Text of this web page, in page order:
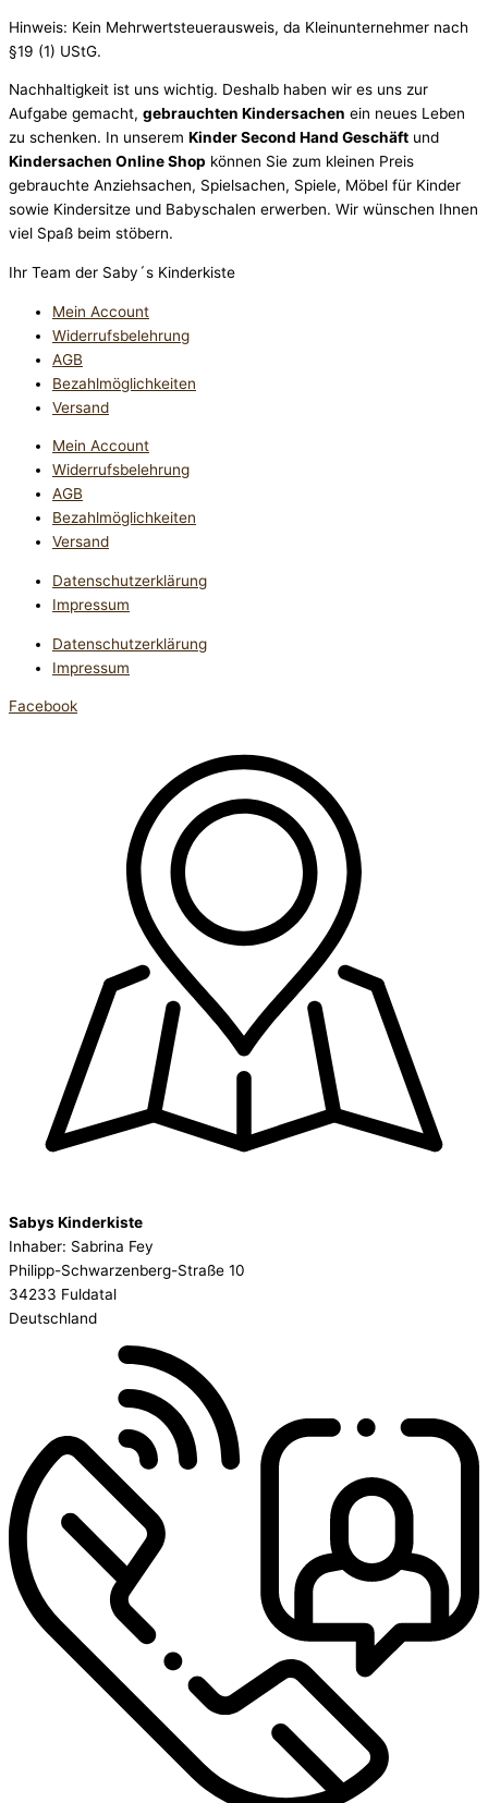
Hinweis: Kein Mehrwertsteuerausweis, da Kleinunternehmer nach
§19 (1) UStG.
Nachhaltigkeit ist uns wichtig. Deshalb haben wir es uns zur
Aufgabe gemacht, gebrauchten Kindersachen ein neues Leben
zu schenken. In unserem Kinder Second Hand Geschäft und
Kindersachen Online Shop können Sie zum kleinen Preis
gebrauchte Anziehsachen, Spiel­sachen, Spiele, Möbel für Kinder
sowie Kindersitze und Babyschalen erwerben. Wir wünschen Ihnen
viel Spaß beim stöbern.
Ihr Team der Saby´s Kinderkiste
Mein Account
Widerrufsbelehrung
AGB
Bezahlmöglichkeiten
Versand
Mein Account
Widerrufsbelehrung
AGB
Bezahlmöglichkeiten
Versand
Datenschutzerklärung
Impressum
Datenschutzerklärung
Impressum
Facebook
Sabys Kinderkiste
Inhaber: Sabrina Fey
Philipp-Schwarzenberg-Straße 10
34233 Fuldatal
Deutschland